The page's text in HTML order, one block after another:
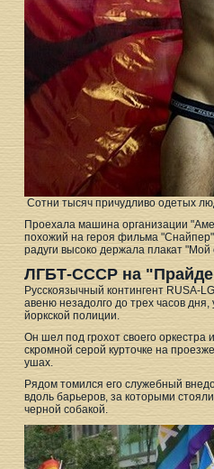
Сотни тысяч причудливо одетых
Проехала машина организации
похожий на героя фильма
радуги высоко держала плакат
ЛГБТ-СССР на
Русскоязычный контингент RUSA-
авеню незадолго до трех часов
йоркской полиции.
Он шел под грохот своего оркестра
скромной серой курточке на
ушах.
Рядом томился его служебный
вдоль барьеров, за которыми
черной собакой.